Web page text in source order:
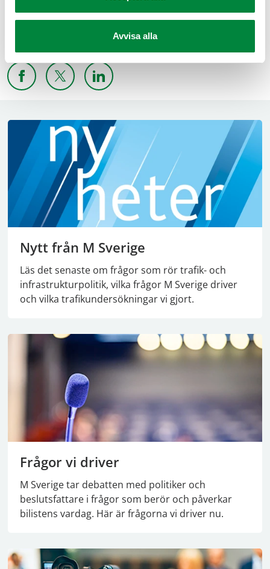
Avvisa alla
Senast uppdaterad 5 september 2024
Dela sidan på Facebook
Dela sidan på XDela sidan på Linkedin
Nytt från M Sverige
Läs det senaste om frågor som rör trafik- och
infrastrukturpolitik, vilka frågor M Sverige driver
och vilka trafikundersökningar vi gjort.
Frågor vi driver
M Sverige tar debatten med politiker och
beslutsfattare i frågor som berör och påverkar
bilistens vardag. Här är frågorna vi driver nu.